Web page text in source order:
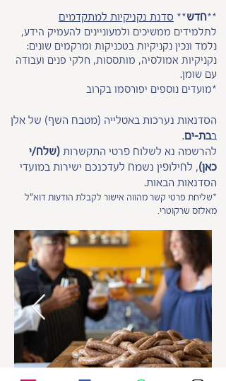
**חדש** סדנת נקניקיות למתקדמים
לתלמידים ממשיכים ולמעוניינים להעמיק הידע,
נלמד ונכין נקניקיות בטכניקות ומרקמים שונים:
נקניקיות אמולסיה, מותססות, חלקי פנים ועבודה
עם שומן.
*מועדים נוספים יפורסמו בקרוב
הסדנאות נערכות באטלייה (מטבח השף) של אלן
בבת-ים.
להרשמה נא לשלוח פרטי התקשרות (שלח/י
כאן), לחילופין נשמח לעדכנכם ישירות במועדי
הסדנאות הבאות.
*שליחת פרטי קשר מהווה אישור לקבלת הודעות דוא"ל
מאלזס שרקוטרי.